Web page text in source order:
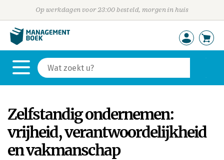
Op werkdagen voor 23:00 besteld, morgen in huis
Zelfstandig ondernemen:
vrijheid, verantwoordelijkheid
en vakmanschap